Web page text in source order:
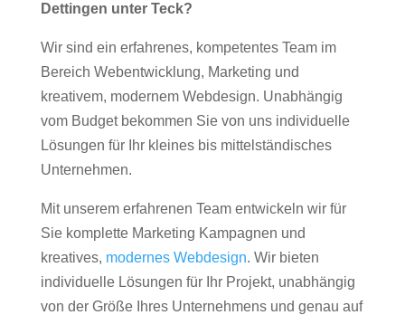
Dettingen unter Teck?
Wir sind ein erfahrenes, kompetentes Team im
Bereich Webentwicklung, Marketing und
kreativem, modernem Webdesign. Unabhängig
vom Budget bekommen Sie von uns individuelle
Lösungen für Ihr kleines bis mittelständisches
Unternehmen.
Mit unserem erfahrenen Team entwickeln wir für
Sie komplette Marketing Kampagnen und
kreatives, modernes Webdesign. Wir bieten
individuelle Lösungen für Ihr Projekt, unabhängig
von der Größe Ihres Unternehmens und genau auf